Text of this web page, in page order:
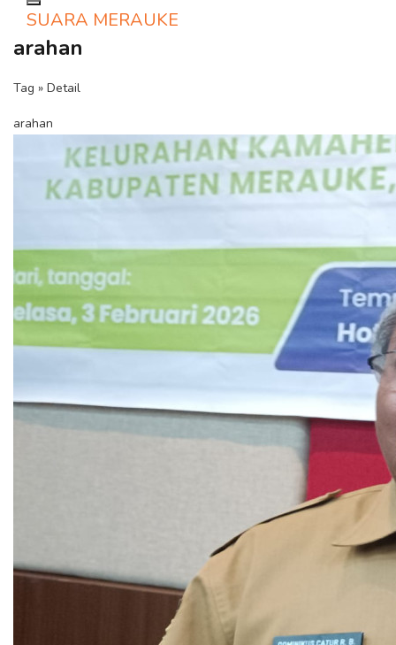
Toggle navigation
SUARA MERAUKE
arahan
Tag » Detail
arahan